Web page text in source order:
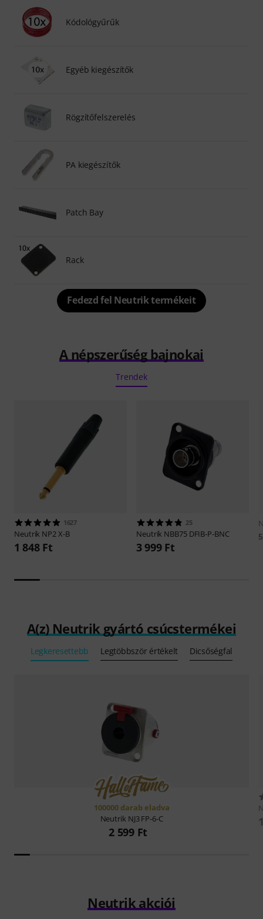
Kódológyűrűk
Egyéb kiegészítők
Rögzítőfelszerelés
PA kiegészítők
Patch Bay
Rack
Fedezd fel Neutrik termékeit
A népszerűség bajnokai
Trendek
1627
Neutrik NP2 X-B
1 848 Ft
25
Neutrik NBB75 DFIB-P-BNC
3 999 Ft
A(z) Neutrik gyártó csúcstermékei
Legkeresettebb Legtöbbször értékelt Dicsőségfal
100000 darab eladva
Neutrik NJ3 FP-6-C
2 599 Ft
Neutrik akciói